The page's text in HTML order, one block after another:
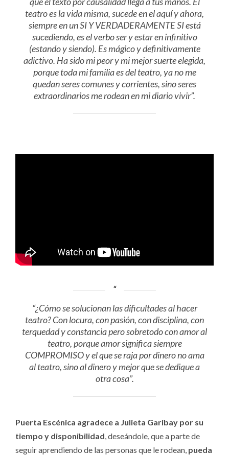
teatro es la vida misma, sucede en el aquí y ahora,
siempre en un SI Y VERDADERAMENTE SI está
sucediendo, es el verbo ser y estar en infinitivo
(estando y siendo). Es mágico y definitivamente
adictivo. Ha sido mi peor y mi mejor suerte elegida,
porque toda mi familia es del teatro, ya no me
quedan seres comunes y corrientes, sino seres
extraordinarios me rodean en mi diario vivir”.
“¿Cómo se solucionan las dificultades al hacer
teatro? Con locura, con pasión, con disciplina, con
terquedad y constancia pero sobretodo con amor al
teatro, porque amor significa siempre
COMPROMISO y el que se raja por dinero no ama
al teatro, sino al dinero y mejor que se dedique a
otra cosa”.
Puerta Escénica agradece a Julieta Garibay por su
tiempo y disponibilidad, deseándole, que a parte de
seguir aprendiendo de las personas que le rodean, pueda